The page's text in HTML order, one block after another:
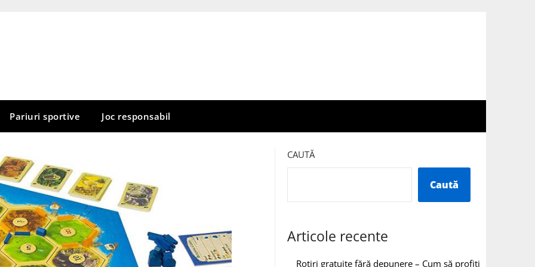
Pariuri sportive Joc responsabil
CAUTĂ
Caută
Articole recente
Rotiri gratuite fără depunere – Cum să profiți